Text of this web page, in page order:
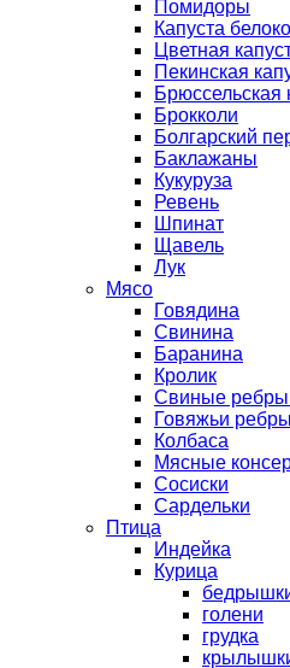
Помидоры
Капуста
Цветная
Пекинская
Брюссельская
Брокколи
Болгарский
Баклажаны
Кукуруза
Ревень
Шпинат
Щавель
Лук
Мясо
Говядина
Свинина
Баранина
Кролик
Свиные
Говяжьи
Колбаса
Мясные
Сосиски
Сардельки
Птица
Индейка
Курица
голени
грудка